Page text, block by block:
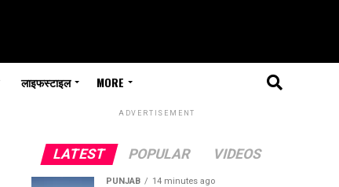
लाइफस्टाइल MORE
ADVERTISEMENT
LATEST POPULAR VIDEOS
PUNJAB 14 minutes ago